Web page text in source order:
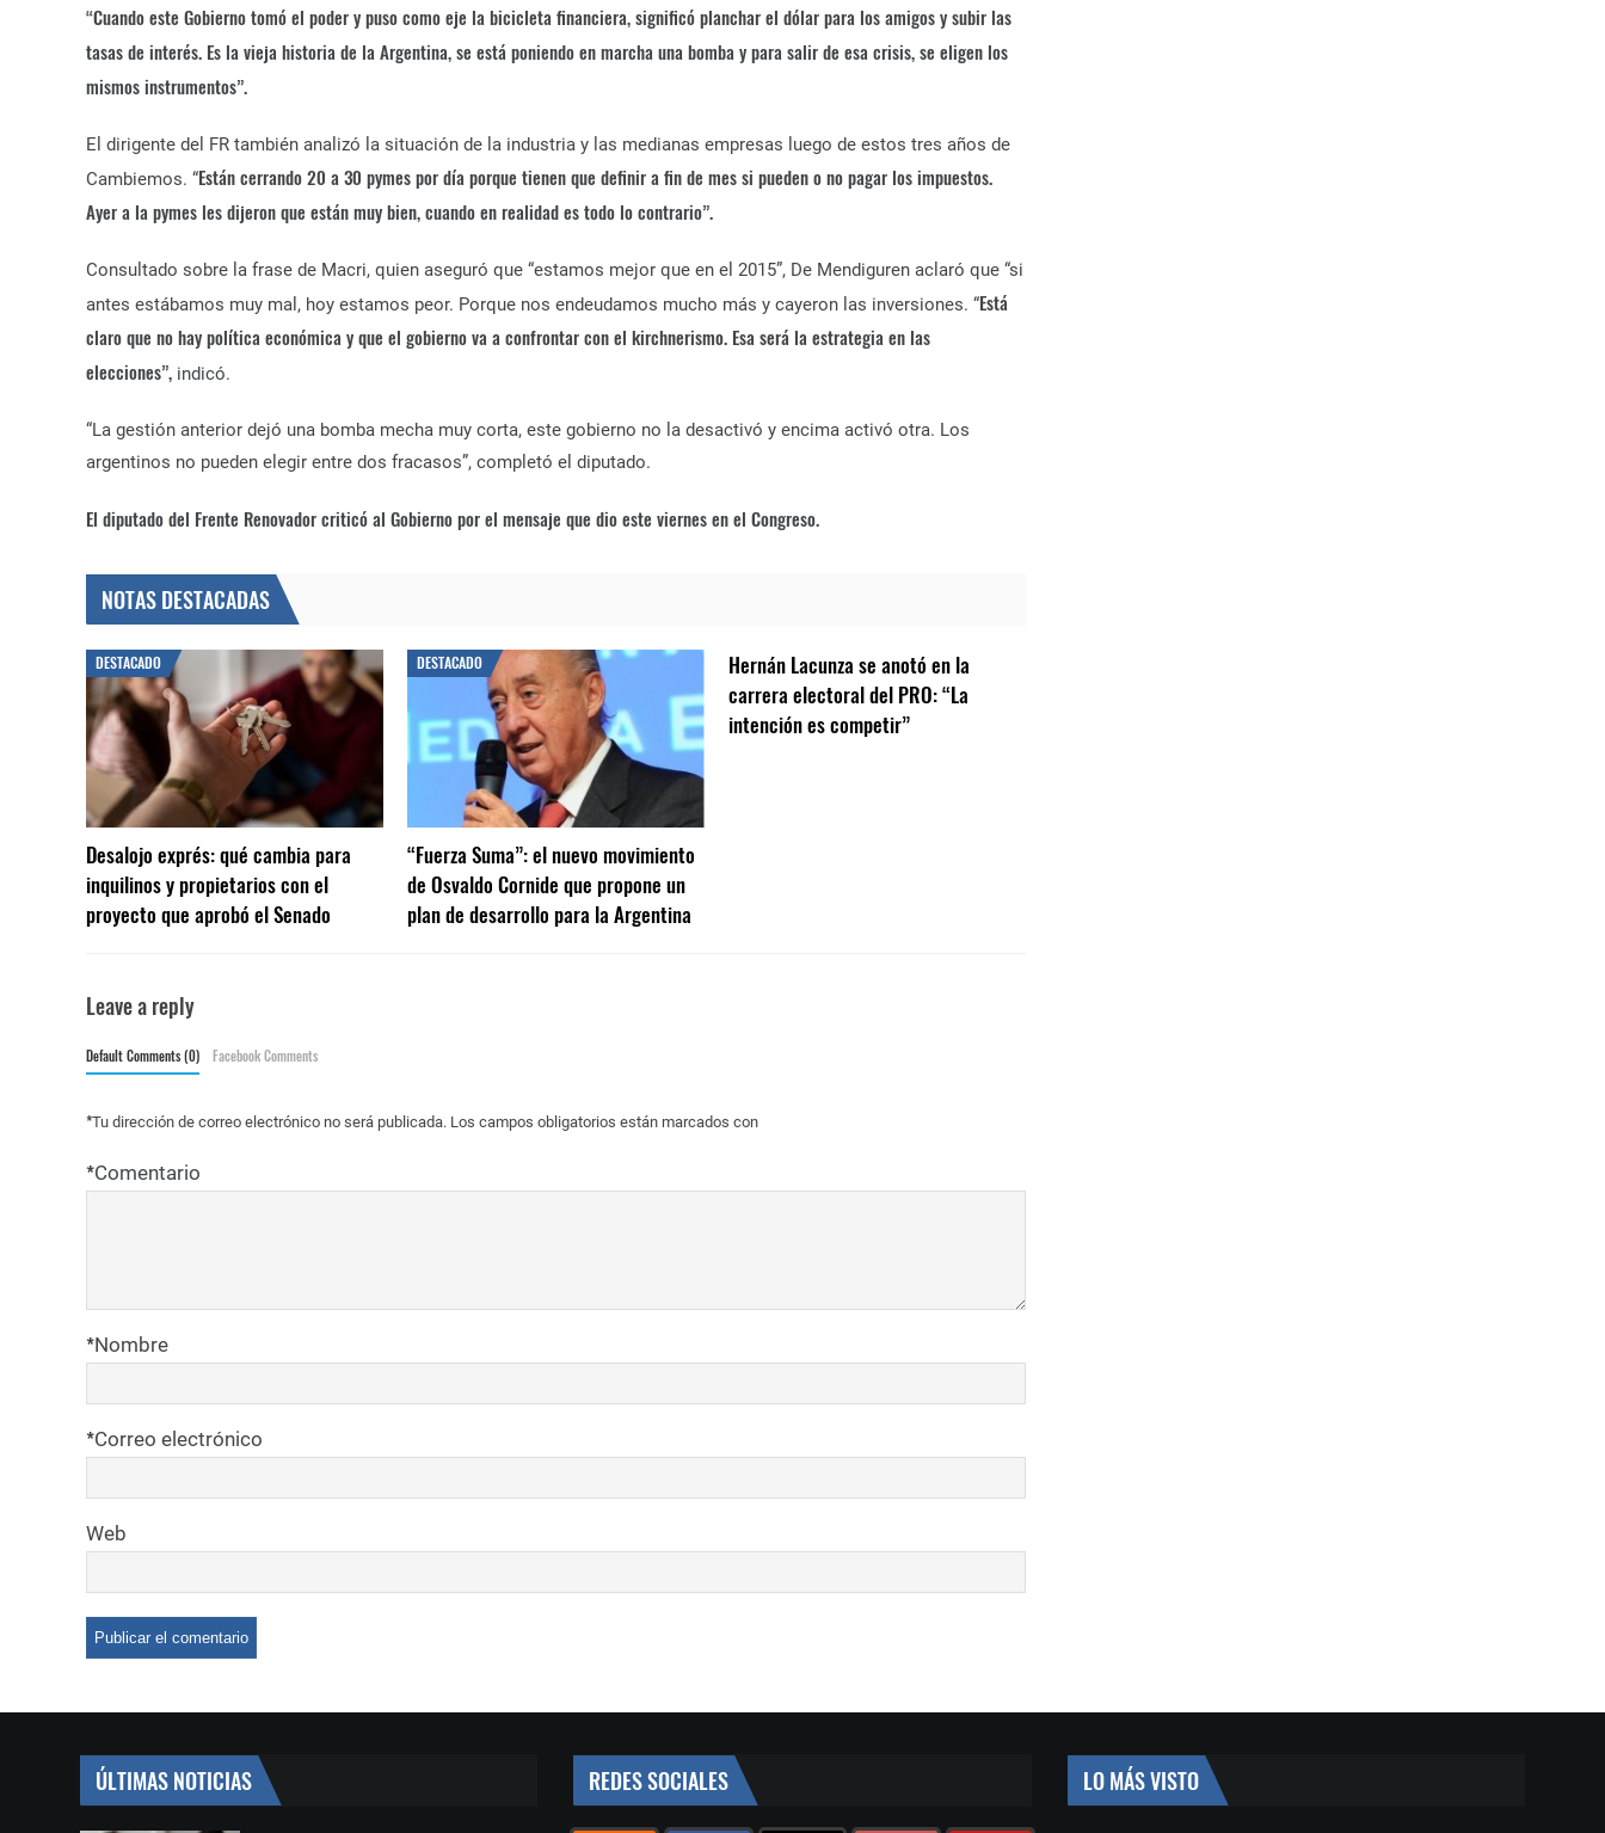
“Cuando este Gobierno tomó el poder y puso como eje la bicicleta financiera, significó planchar el dólar para los amigos y subir las
tasas de interés. Es la vieja historia de la Argentina, se está poniendo en marcha una bomba y para salir de esa crisis, se eligen los
mismos instrumentos”.
El dirigente del FR también analizó la situación de la industria y las medianas empresas luego de estos tres años de
Cambiemos. “Están cerrando 20 a 30 pymes por día porque tienen que definir a fin de mes si pueden o no pagar los impuestos.
Ayer a la pymes les dijeron que están muy bien, cuando en realidad es todo lo contrario”.
Consultado sobre la frase de Macri, quien aseguró que “estamos mejor que en el 2015”, De Mendiguren aclaró que “si
antes estábamos muy mal, hoy estamos peor. Porque nos endeudamos mucho más y cayeron las inversiones. “Está
claro que no hay política económica y que el gobierno va a confrontar con el kirchnerismo. Esa será la estrategia en las
elecciones”, indicó.
“La gestión anterior dejó una bomba mecha muy corta, este gobierno no la desactivó y encima activó otra. Los
argentinos no pueden elegir entre dos fracasos”, completó el diputado.
El diputado del Frente Renovador criticó al Gobierno por el mensaje que dio este viernes en el Congreso.
NOTAS DESTACADAS
DESTACADO
Desalojo exprés: qué cambia para
inquilinos y propietarios con el
proyecto que aprobó el Senado
DESTACADO
“Fuerza Suma”: el nuevo movimiento
de Osvaldo Cornide que propone un
plan de desarrollo para la Argentina
Hernán Lacunza se anotó en la
carrera electoral del PRO: “La
intención es competir”
Leave a reply
Default Comments (0) Facebook Comments
Tu dirección de correo electrónico no será publicada. Los campos obligatorios están marcados con
*
Comentario
*
Nombre
*
Correo electrónico
*
Web
ÚLTIMAS NOTICIAS REDES SOCIALES LO MÁS VISTO